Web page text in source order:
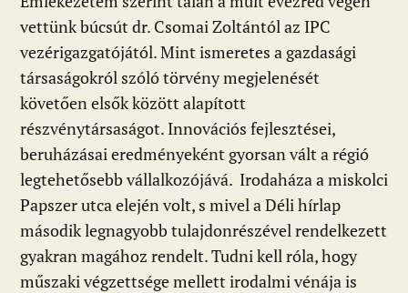
vettünk búcsút dr. Csomai Zoltántól az IPC
vezérigazgatójától. Mint ismeretes a gazdasági
társaságokról szóló törvény megjelenését
követően elsők között alapított
részvénytársaságot. Innovációs fejlesztései,
beruházásai eredményeként gyorsan vált a régió
legtehetősebb vállalkozójává. Irodaháza a miskolci
Papszer utca elején volt, s mivel a Déli hírlap
második legnagyobb tulajdonrészével rendelkezett
gyakran magához rendelt. Tudni kell róla, hogy
műszaki végzettsége mellett irodalmi vénája is